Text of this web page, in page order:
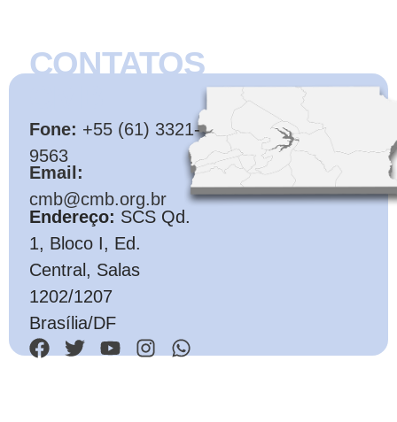
CONTATOS
Fone: +55 (61) 3321-
9563
Email:
cmb@cmb.org.br
Endereço: SCS Qd.
1, Bloco I, Ed.
Central, Salas
1202/1207
Brasília/DF